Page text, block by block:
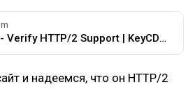
HTTP/2 Test - Verify HTTP/2 Support | KeyCDN Tools
и надеемся, что он HTTP/2